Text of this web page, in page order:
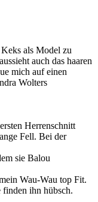
als Model zu
auch das haaren
mich auf einen
Wolters
Herrenschnitt
Fell. Bei der
sie Balou
Wau-Wau top Fit.
ihn hübsch.